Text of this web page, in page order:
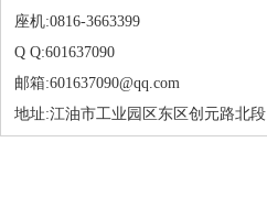
座机:0816-3663399
Q Q:601637090
邮箱:601637090@qq.com
地址:江油市工业园区东区创元路北段